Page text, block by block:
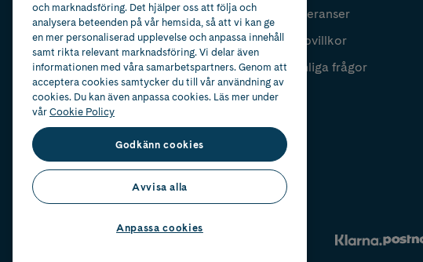
Leveranser
Köpvillkor
Vanliga frågor
och marknadsföring. Det hjälper oss att följa och
analysera beteenden på vår hemsida, så att vi kan ge
en mer personaliserad upplevelse och anpassa innehåll
samt rikta relevant marknadsföring. Vi delar även
informationen med våra samarbetspartners. Genom att
acceptera cookies samtycker du till vår användning av
cookies. Du kan även anpassa cookies. Läs mer under
vårCookie Policy
Godkänn cookies
Avvisa alla
Anpassa cookies